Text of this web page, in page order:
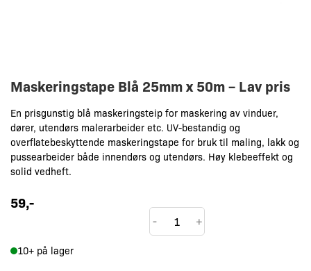
Maskeringstape Blå 25mm x 50m – Lav pris
En prisgunstig blå maskeringsteip for maskering av vinduer,
dører, utendørs malerarbeider etc. UV-bestandig og
overflatebeskyttende maskeringstape for bruk til maling, lakk og
pussearbeider både innendørs og utendørs. Høy klebeeffekt og
solid vedheft.
59,-
Maskeringstape
Blå
- +
10+ på lager